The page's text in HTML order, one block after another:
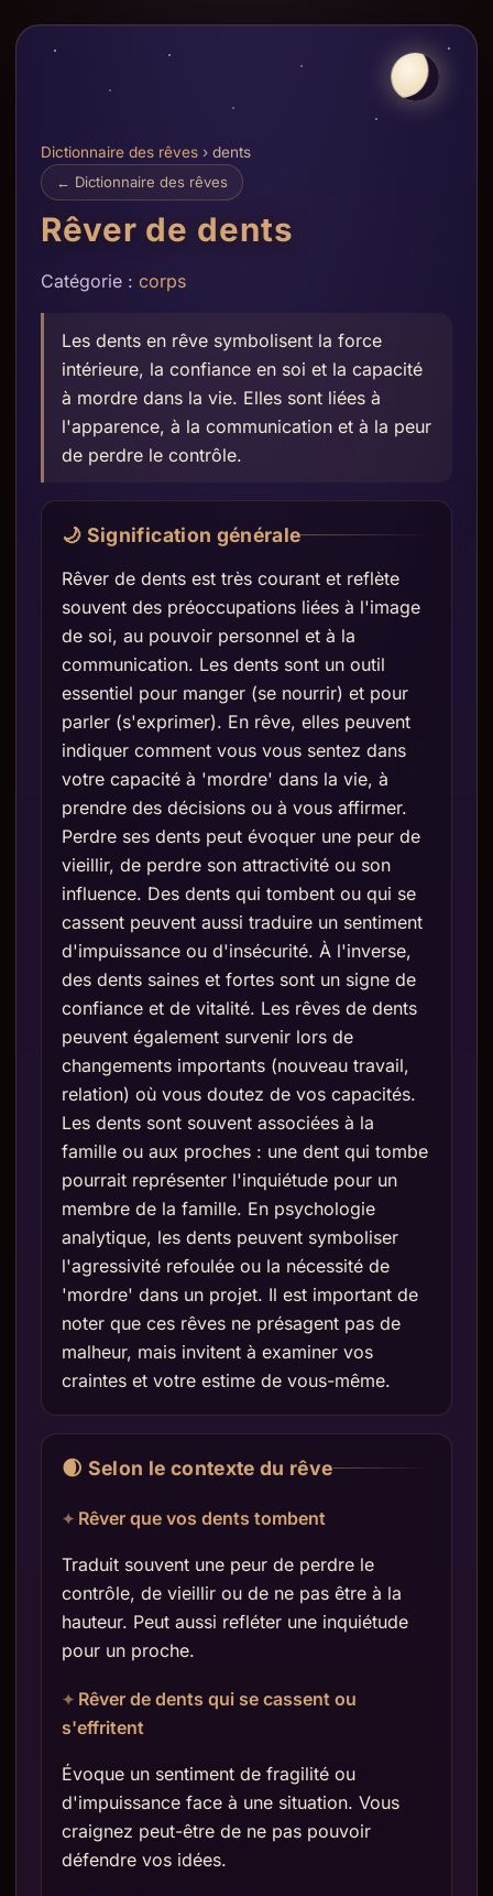
Dictionnaire des rêves › dents
← Dictionnaire des rêves
Rêver de dents
Catégorie : corps
Les dents en rêve symbolisent la force
intérieure, la confiance en soi et la capacité
à mordre dans la vie. Elles sont liées à
l'apparence, à la communication et à la peur
de perdre le contrôle.
🌙 Signification générale
Rêver de dents est très courant et reflète
souvent des préoccupations liées à l'image
de soi, au pouvoir personnel et à la
communication. Les dents sont un outil
essentiel pour manger (se nourrir) et pour
parler (s'exprimer). En rêve, elles peuvent
indiquer comment vous vous sentez dans
votre capacité à 'mordre' dans la vie, à
prendre des décisions ou à vous affirmer.
Perdre ses dents peut évoquer une peur de
vieillir, de perdre son attractivité ou son
influence. Des dents qui tombent ou qui se
cassent peuvent aussi traduire un sentiment
d'impuissance ou d'insécurité. À l'inverse,
des dents saines et fortes sont un signe de
confiance et de vitalité. Les rêves de dents
peuvent également survenir lors de
changements importants (nouveau travail,
relation) où vous doutez de vos capacités.
Les dents sont souvent associées à la
famille ou aux proches : une dent qui tombe
pourrait représenter l'inquiétude pour un
membre de la famille. En psychologie
analytique, les dents peuvent symboliser
l'agressivité refoulée ou la nécessité de
'mordre' dans un projet. Il est important de
noter que ces rêves ne présagent pas de
malheur, mais invitent à examiner vos
craintes et votre estime de vous-même.
🌒 Selon le contexte du rêve
Rêver que vos dents tombent
Traduit souvent une peur de perdre le
contrôle, de vieillir ou de ne pas être à la
hauteur. Peut aussi refléter une inquiétude
pour un proche.
Rêver de dents qui se cassent ou
s'effritent
Évoque un sentiment de fragilité ou
d'impuissance face à une situation. Vous
craignez peut-être de ne pas pouvoir
défendre vos idées.